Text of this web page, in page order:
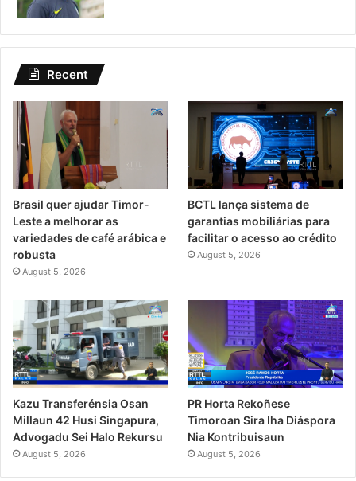
Recent
Brasil quer ajudar Timor-
Leste a melhorar as
variedades de café arábica e
robusta
August 5, 2026
BCTL lança sistema de
garantias mobiliárias para
facilitar o acesso ao crédito
August 5, 2026
Kazu Transferénsia Osan
Millaun 42 Husi Singapura,
Advogadu Sei Halo Rekursu
August 5, 2026
PR Horta Rekoñese
Timoroan Sira Iha Diáspora
Nia Kontribuisaun
August 5, 2026